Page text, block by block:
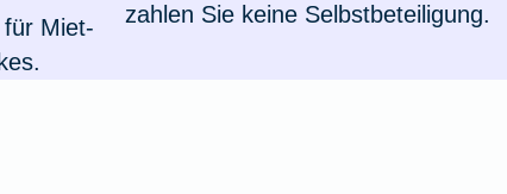
Miet-
zahlen Sie keine Selbstbeteiligung.